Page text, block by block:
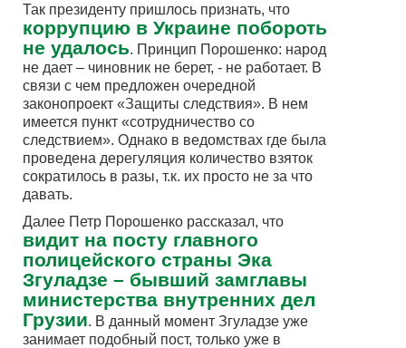
Так президенту пришлось признать, что
коррупцию в Украине побороть
не удалось. Принцип Порошенко: народ
не дает – чиновник не берет, - не работает. В
связи с чем предложен очередной
законопроект «Защиты следствия». В нем
имеется пункт «сотрудничество со
следствием». Однако в ведомствах где была
проведена дерегуляция количество взяток
сократилось в разы, т.к. их просто не за что
давать.
Далее Петр Порошенко рассказал, что
видит на посту главного
полицейского страны Эка
Згуладзе – бывший замглавы
министерства внутренних дел
Грузии. В данный момент Згуладзе уже
занимает подобный пост, только уже в